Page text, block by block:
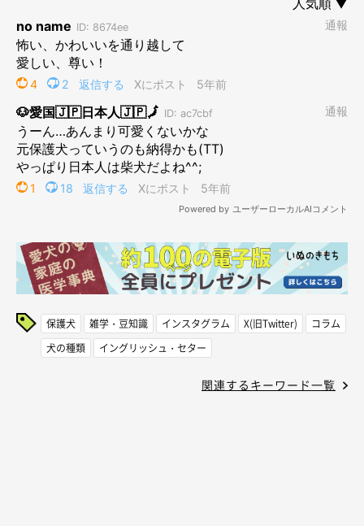
保護犬 雑学・豆知識 インスタグラム X(旧Twitter)
コラム
犬の種類
イングリッシュ・セター
関連するキーワード一覧